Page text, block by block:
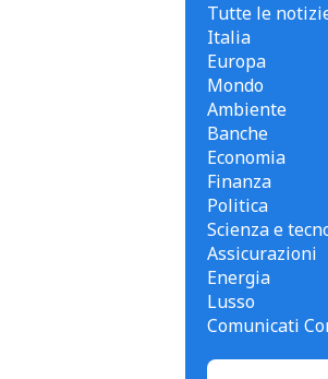
Tutte le
Italia
Europa
Mondo
Ambiente
Banche
Economia
Finanza
Politica
Scienza e
Assicurazioni
Energia
Lusso
Comunicati